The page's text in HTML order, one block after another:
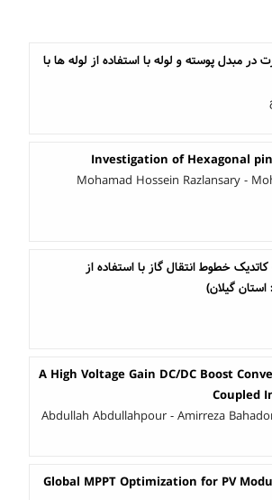
مبدل پوسته و لوله با استفاده از لوله ها با
Investigation of Hexagonal
Mohamad Hossein Razlansary -
خطوط انتقال گاز با استفاده از
گیلان)
A High Voltage Gain DC/DC Boost
Coupled
Abdullah Abdullahpour - Amirreza
Global MPPT Optimization for PV